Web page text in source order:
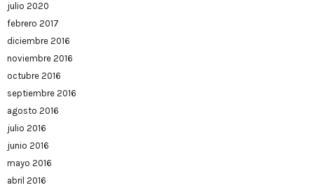
julio 2020
febrero 2017
diciembre 2016
noviembre 2016
octubre 2016
septiembre 2016
agosto 2016
julio 2016
junio 2016
mayo 2016
abril 2016